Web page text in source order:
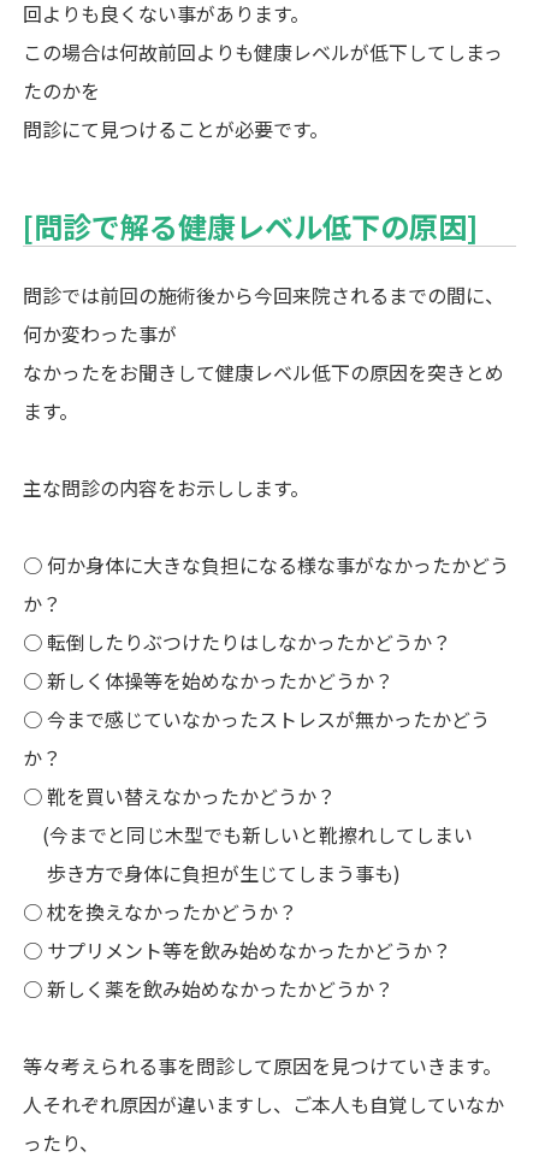
回よりも良くない事があります。
この場合は何故前回よりも健康レベルが低下してしまっ
たのかを
問診にて見つけることが必要です。
[問診で解る健康レベル低下の原因]
問診では前回の施術後から今回来院されるまでの間に、
何か変わった事が
なかったをお聞きして健康レベル低下の原因を突きとめ
ます。
主な問診の内容をお示しします。
○ 何か身体に大きな負担になる様な事がなかったかどう
か？
○ 転倒したりぶつけたりはしなかったかどうか？
○ 新しく体操等を始めなかったかどうか？
○ 今まで感じていなかったストレスが無かったかどう
か？
○ 靴を買い替えなかったかどうか？
(今までと同じ木型でも新しいと靴擦れしてしまい
歩き方で身体に負担が生じてしまう事も)
○ 枕を換えなかったかどうか？
○ サプリメント等を飲み始めなかったかどうか？
○ 新しく薬を飲み始めなかったかどうか？
等々考えられる事を問診して原因を見つけていきます。
人それぞれ原因が違いますし、ご本人も自覚していなか
ったり、